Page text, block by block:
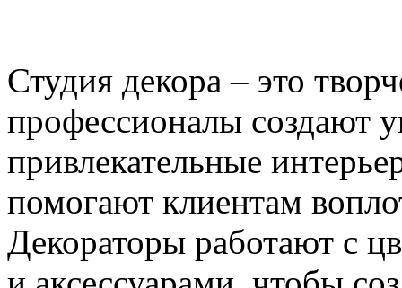
Студия декора – это
профессионалы создают
привлекательные
помогают клиентам
Декораторы работают с